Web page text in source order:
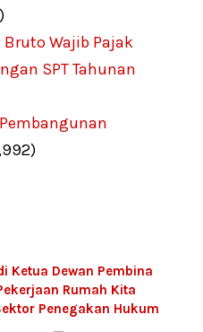
Bruto Wajib Pajak
SPT Tahunan
Ketua Dewan Pembina
Rumah Kita
Penegakan Hukum